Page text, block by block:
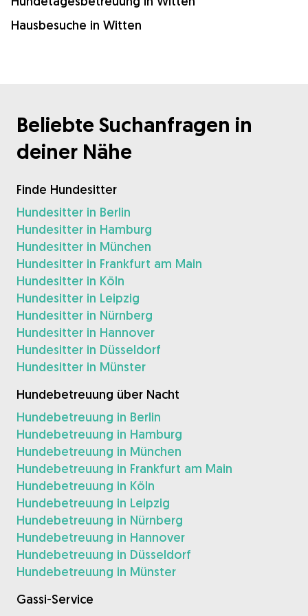
Hausbesuche in Witten
Beliebte Suchanfragen in
deiner Nähe
Finde Hundesitter
Hundesitter in Berlin
Hundesitter in Hamburg
Hundesitter in München
Hundesitter in Frankfurt am Main
Hundesitter in Köln
Hundesitter in Leipzig
Hundesitter in Nürnberg
Hundesitter in Hannover
Hundesitter in Düsseldorf
Hundesitter in Münster
Hundebetreuung über Nacht
Hundebetreuung in Berlin
Hundebetreuung in Hamburg
Hundebetreuung in München
Hundebetreuung in Frankfurt am Main
Hundebetreuung in Köln
Hundebetreuung in Leipzig
Hundebetreuung in Nürnberg
Hundebetreuung in Hannover
Hundebetreuung in Düsseldorf
Hundebetreuung in Münster
Gassi-Service